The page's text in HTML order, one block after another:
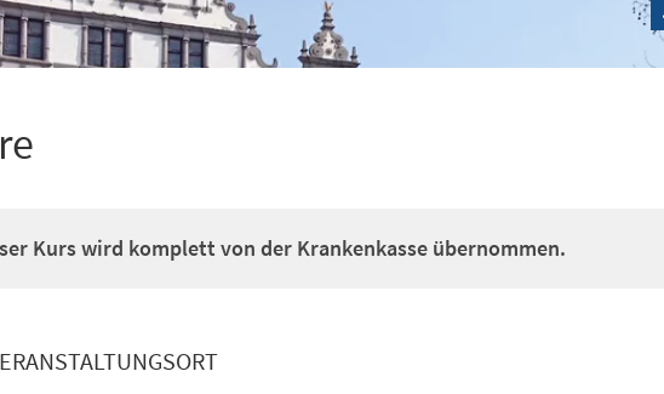
Kurs wird komplett von der Krankenkasse übernommen.